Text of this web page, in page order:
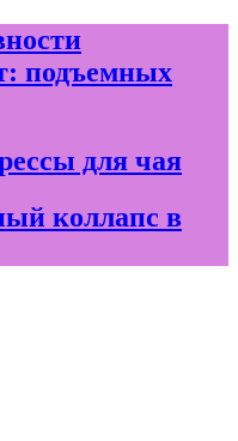
подъемных
для чая
коллапс в